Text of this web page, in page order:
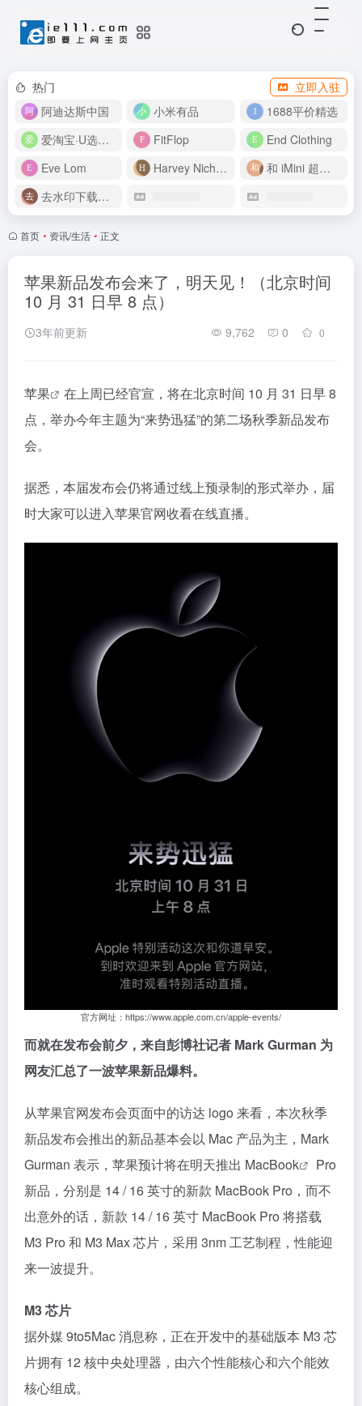
热门
立即入驻
阿迪达斯中国
小米有品
1688平价精选
爱淘宝·U选好价
FitFlop
End Clothing
Eve Lom
Harvey Nichols
和 iMini 超级智能体一起构建伟大作品
去水印下载视频
首页 • 资讯/生活 • 正文
苹果新品发布会来了，明天见！（北京时间
10 月 31 日早 8 点）
3年前更新 9,762 0 0
苹果
在上周已经官宣，将在北京时间 10 月 31 日早 8
点，举办今年主题为“来势迅猛”的第二场秋季新品发布
会。
据悉，本届发布会仍将通过线上预录制的形式举办，届
时大家可以进入苹果官网收看在线直播。
官方网址：https://www.apple.com.cn/apple-events/
而就在发布会前夕，来自彭博社记者 Mark Gurman 为
网友汇总了一波苹果新品爆料。
从苹果官网发布会页面中的访达 logo 来看，本次秋季
新品发布会推出的新品基本会以 Mac 产品为主，Mark
Gurman 表示，苹果预计将在明天推出 MacBook
Pro
新品，分别是 14 / 16 英寸的新款 MacBook Pro，而不
出意外的话，新款 14 / 16 英寸 MacBook Pro 将搭载
M3 Pro 和 M3 Max 芯片，采用 3nm 工艺制程，性能迎
来一波提升。
M3 芯片
据外媒 9to5Mac 消息称，正在开发中的基础版本 M3 芯
片拥有 12 核中央处理器，由六个性能核心和六个能效
核心组成。